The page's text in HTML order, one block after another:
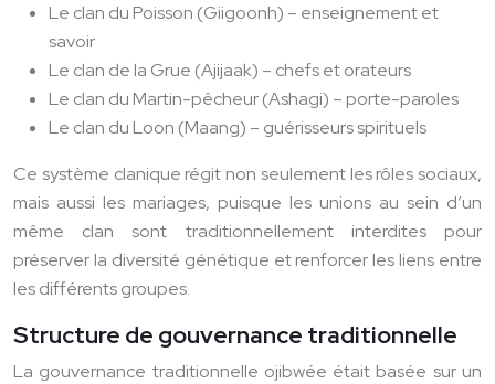
Le clan du Poisson (Giigoonh) – enseignement et
savoir
Le clan de la Grue (Ajijaak) – chefs et orateurs
Le clan du Martin-pêcheur (Ashagi) – porte-paroles
Le clan du Loon (Maang) – guérisseurs spirituels
Ce système clanique régit non seulement les rôles sociaux,
mais aussi les mariages, puisque les unions au sein d’un
même clan sont traditionnellement interdites pour
préserver la diversité génétique et renforcer les liens entre
les différents groupes.
Structure de gouvernance traditionnelle
La gouvernance traditionnelle ojibwée était basée sur un